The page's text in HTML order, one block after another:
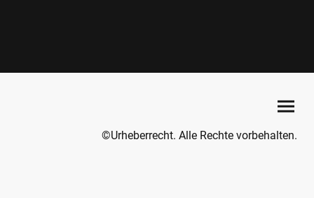
©Urheberrecht. Alle Rechte vorbehalten.